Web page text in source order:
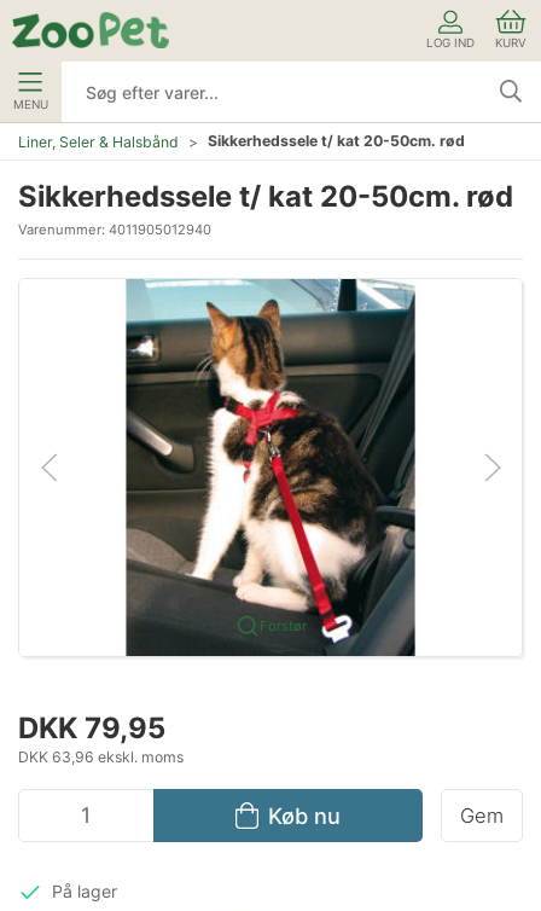
LOG IND KURV
MENU
Liner, Seler & Halsbånd Sikkerhedssele t/ kat 20-50cm. rød
Sikkerhedssele t/ kat 20-50cm. rød
Varenummer: 4011905012940
Forstør
DKK 79,95
DKK 63,96 ekskl. moms
Køb nu Gem
På lager